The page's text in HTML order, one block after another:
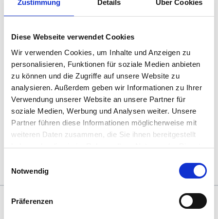
Zustimmung Details Über Cookies
Diese Webseite verwendet Cookies
Wir verwenden Cookies, um Inhalte und Anzeigen zu
personalisieren, Funktionen für soziale Medien anbieten
zu können und die Zugriffe auf unsere Website zu
analysieren. Außerdem geben wir Informationen zu Ihrer
Verwendung unserer Website an unsere Partner für
soziale Medien, Werbung und Analysen weiter. Unsere
Partner führen diese Informationen möglicherweise mit
weiteren Daten zusammen, die Sie ihnen bereitgestellt
haben oder die sie im Rahmen Ihrer Nutzung der Dienste
Cookies, wenn Sie unsere Webseite weiterhin nutzen.
Notwendig
Präferenzen
Thema eines Zeitfensters einen Beitrag leisten möchten,
müssen sie das auch nicht. Hier heißt es„die die da sind,
Die Teilnehmenden übernehmen auch das Protokollieren
der Ergebnisse auf bereitstehenden PCs oder Flipcharts.
Die Protokolle sollen allen Teilnehmenden zeitnah an einem
Ort zur Verfügung. Auf Grundlage dessen werden dann
Maßnahmen zur Umsetzung erarbeitet.
Abschließend findet eine Abschlussrunde statt und der/die
Moderator:in schließt den Raum.
Das könnte dich auch interessieren